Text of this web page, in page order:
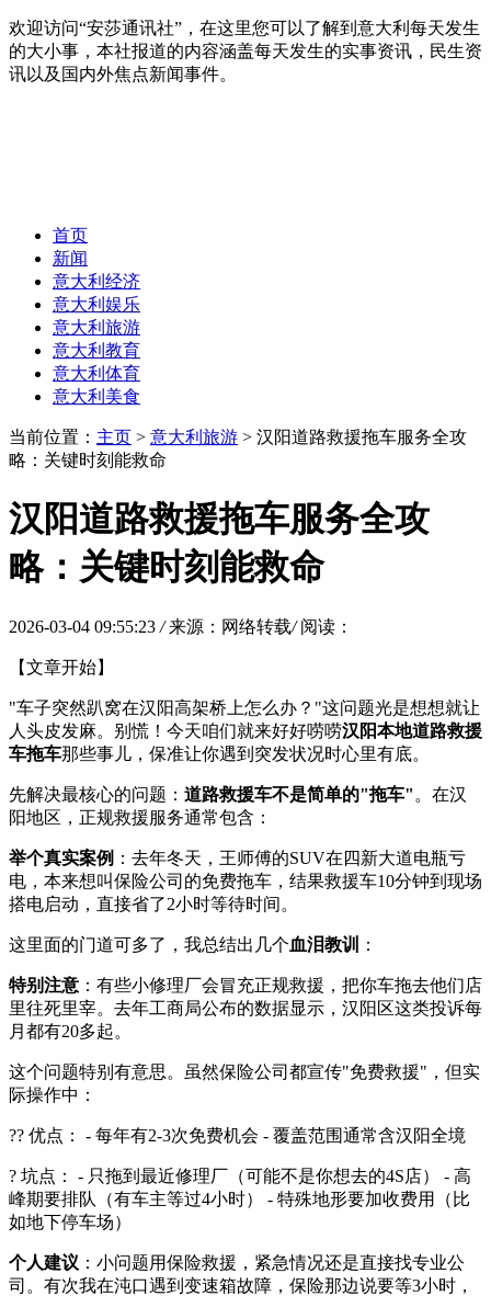
欢迎访问“安莎通讯社”，在这里您可以了解到意大利每天发生
的大小事，本社报道的内容涵盖每天发生的实事资讯，民生资
讯以及国内外焦点新闻事件。
首页
新闻
意大利经济
意大利娱乐
意大利旅游
意大利教育
意大利体育
意大利美食
当前位置： 主页 > 意大利旅游 > 汉阳道路救援拖车服务全攻
略：关键时刻能救命
汉阳道路救援拖车服务全攻
略：关键时刻能救命
2026-03-04 09:55:23 / 来源：网络转载/ 阅读：
【文章开始】
"车子突然趴窝在汉阳高架桥上怎么办？"这问题光是想想就让
人头皮发麻。别慌！今天咱们就来好好唠唠汉阳本地道路救援
车拖车那些事儿，保准让你遇到突发状况时心里有底。
先解决最核心的问题： 道路救援车不是简单的"拖车" 。在汉
阳地区，正规救援服务通常包含：
举个真实案例 ：去年冬天，王师傅的SUV在四新大道电瓶亏
电，本来想叫保险公司的免费拖车，结果救援车10分钟到现场
搭电启动，直接省了2小时等待时间。
这里面的门道可多了，我总结出几个血泪教训 ：
特别注意 ：有些小修理厂会冒充正规救援，把你车拖去他们店
里往死里宰。去年工商局公布的数据显示，汉阳区这类投诉每
月都有20多起。
这个问题特别有意思。虽然保险公司都宣传"免费救援"，但实
际操作中：
?? 优点： - 每年有2-3次免费机会 - 覆盖范围通常含汉阳全境
? 坑点： - 只拖到最近修理厂（可能不是你想去的4S店） - 高
峰期要排队（有车主等过4小时） - 特殊地形要加收费用（比
如地下停车场）
个人建议 ：小问题用保险救援，紧急情况还是直接找专业公
司。有次我在沌口遇到变速箱故障，保险那边说要等3小时，